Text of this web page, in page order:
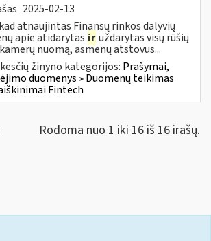
2025-02-13
atnaujintas Finansų rinkos dalyvių
apie atidarytas iruždarytas visų rūšių
nuomą, asmenų atstovus...
žinyno kategorijos: Prašymai,
duomenys » Duomenų teikimas
Fintech
Rodoma nuo 1 iki 16 iš 16 irašų.